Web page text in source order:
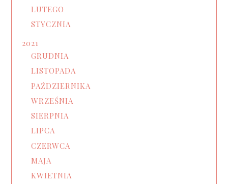
LUTEGO
STYCZNIA
2021
GRUDNIA
LISTOPADA
PAŹDZIERNIKA
WRZEŚNIA
SIERPNIA
LIPCA
CZERWCA
MAJA
KWIETNIA